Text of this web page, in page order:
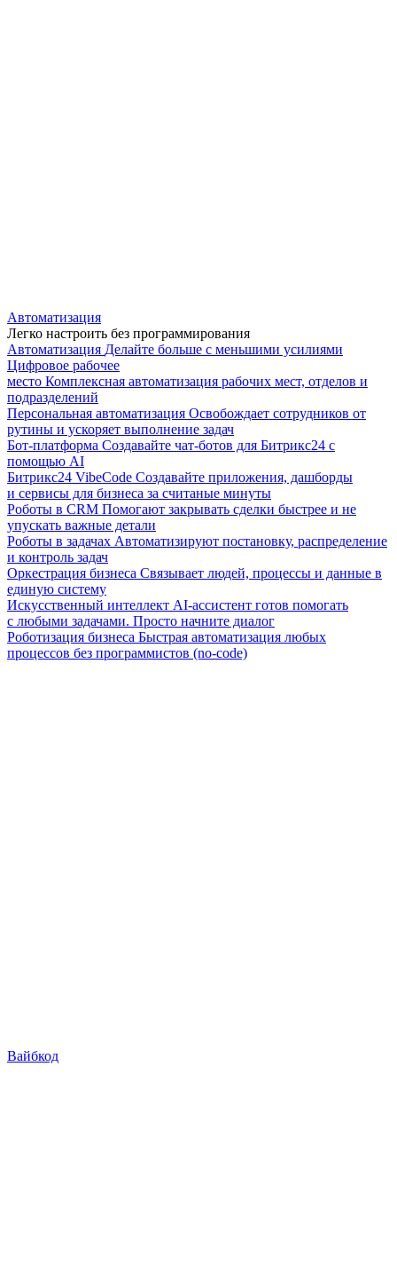
Автоматизация
Легко настроить без программирования
Автоматизация Делайте больше с меньшими усилиями
Цифровое рабочее
место Комплексная автоматизация рабочих мест, отделов и
подразделений
Персональная автоматизация Освобождает сотрудников от
рутины и ускоряет выполнение задач
Бот-платформа Создавайте чат-ботов для Битрикс24 с
помощью AI
Битрикс24 VibeCode Создавайте приложения, дашборды
и сервисы для бизнеса за считаные минуты
Роботы в CRM Помогают закрывать сделки быстрее и не
упускать важные детали
Роботы в задачах Автоматизируют постановку, распределение
и контроль задач
Оркестрация бизнеса Связывает людей, процессы и данные в
единую систему
Искусственный интеллект AI-ассистент готов помогать
с любыми задачами. Просто начните диалог
Роботизация бизнеса Быстрая автоматизация любых
процессов без программистов (no-code)
Вайбкод